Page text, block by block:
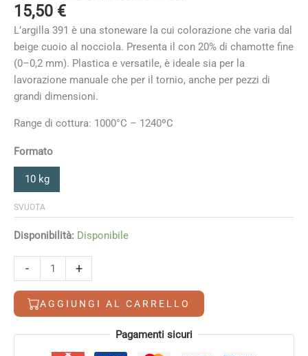
15,50 €
L’argilla 391 è una stoneware la cui colorazione che varia dal
beige cuoio al nocciola. Presenta il con 20% di chamotte fine
(0–0,2 mm). Plastica e versatile, è ideale sia per la
lavorazione manuale che per il tornio, anche per pezzi di
grandi dimensioni.
Range di cottura: 1000°C – 1240ºC
Formato
10 kg
SVUOTA
Disponibilità: Disponibile
-
G&S
quantità
+
AGGIUNGI AL CARRELLO
Alternative: Pagamenti sicuri